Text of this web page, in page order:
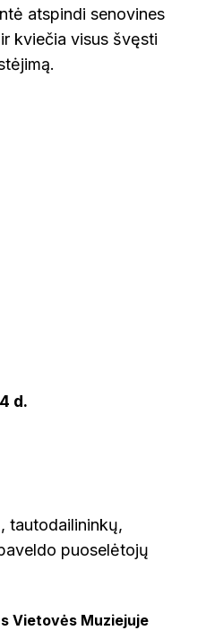
atspindi senovines
kviečia visus švęsti
d.
tautodailininkų,
puoselėtojų
Vietovės Muziejuje